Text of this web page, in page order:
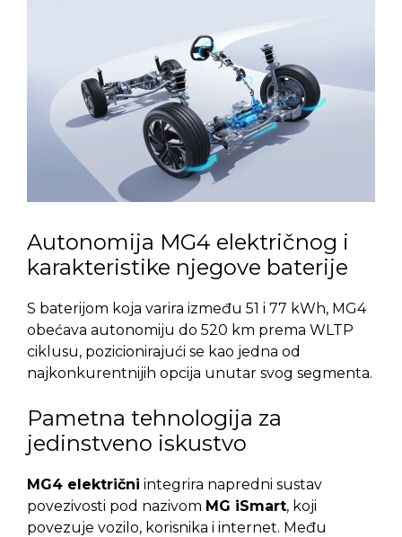
Autonomija MG4 električnog i
karakteristike njegove baterije
S baterijom koja varira između 51 i 77 kWh, MG4
obećava autonomiju do 520 km prema WLTP
ciklusu, pozicionirajući se kao jedna od
najkonkurentnijih opcija unutar svog segmenta.
Pametna tehnologija za
jedinstveno iskustvo
MG4 električni integrira napredni sustav
povezivosti pod nazivom MG iSmart, koji
povezuje vozilo, korisnika i internet. Među